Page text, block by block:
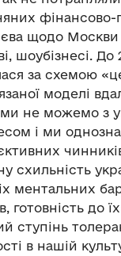
щодо
шоубізнесі.
за схемою
моделі
ми не можемо з
і ми
схильність
ментальних
готовність до
ступінь
в нашій